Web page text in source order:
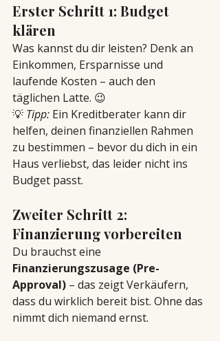
Erster Schritt 1: Budget
klären
Was kannst du dir leisten? Denk an
Einkommen, Ersparnisse und
laufende Kosten – auch den
täglichen Latte. 😉
💡 Tipp: Ein Kreditberater kann dir
helfen, deinen finanziellen Rahmen
zu bestimmen – bevor du dich in ein
Haus verliebst, das leider nicht ins
Budget passt.
Zweiter Schritt 2:
Finanzierung vorbereiten
Du brauchst eine
Finanzierungszusage (Pre-
Approval) – das zeigt Verkäufern,
dass du wirklich bereit bist. Ohne das
nimmt dich niemand ernst.